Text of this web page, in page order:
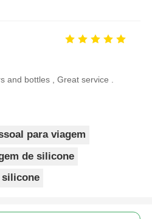
and bottles , Great service .
para viagem
de silicone
silicone